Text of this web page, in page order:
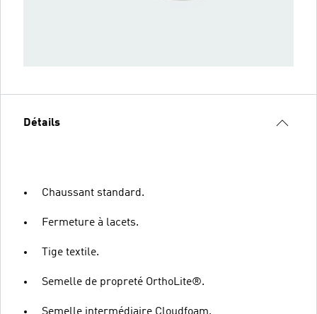
Détails
Chaussant standard.
Fermeture à lacets.
Tige textile.
Semelle de propreté OrthoLite®.